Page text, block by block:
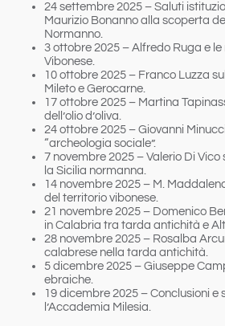
24 settembre 2025 – Saluti
Maurizio Bonanno alla scoperta
Normanno.
3 ottobre 2025 – Alfredo Ruga e le
Vibonese.
10 ottobre 2025 – Franco Luzza
Mileto e Gerocarne.
17 ottobre 2025 – Martina
dell’olio d’oliva.
24 ottobre 2025 – Giovanni
“archeologia sociale”.
7 novembre 2025 – Valerio Di
la Sicilia normanna.
14 novembre 2025 – M.
del territorio vibonese.
21 novembre 2025 – Domenico
in Calabria tra tarda antichità e
28 novembre 2025 – Rosalba
calabrese nella tarda antichità.
5 dicembre 2025 – Giuseppe
ebraiche.
19 dicembre 2025 – Conclusioni e
l’Accademia Milesia.